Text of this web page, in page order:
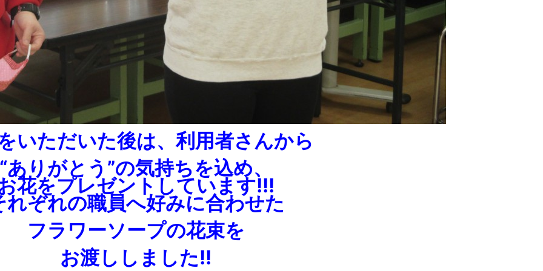
いただいた後は、利用者さんから
ありがとう”の気持ちを込め、
花をプレゼントしています!!!
れぞれの職員へ好みに合わせた
フラワーソープの花束を
お渡ししました!!